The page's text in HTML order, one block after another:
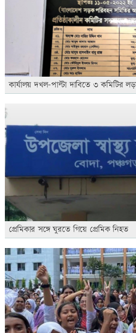
কার্যালয় দখল-পাল্টা দাবিতে ৩ কমিটির
প্রেমিকার সঙ্গে ঘুরতে গিয়ে প্রেমিক নিহত